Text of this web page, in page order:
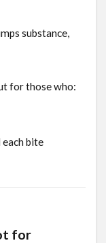
substance,
for those who:
bite
for